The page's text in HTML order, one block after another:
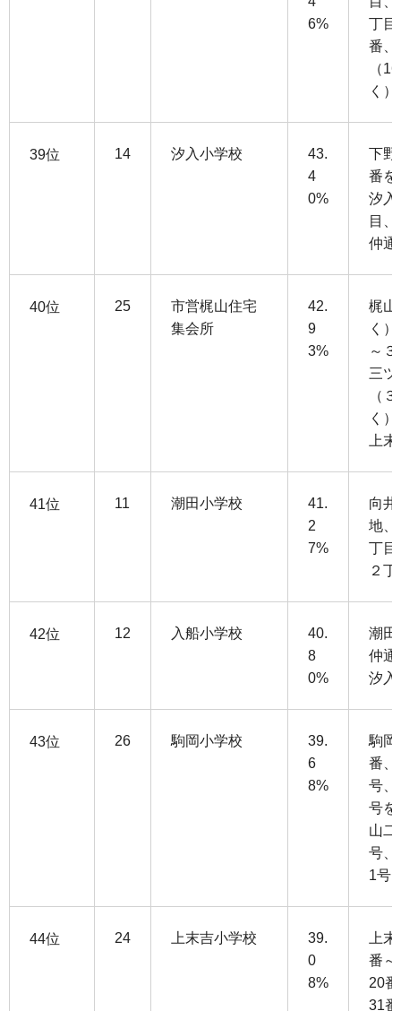
6%
丁目
番、
（
く
39位 14 汐入小学校
43.
4
0%
下野
番を
汐入
目
仲通
40位 25
市営梶山住宅
集会所
42.
9
3%
梶山
く
～
三
（
く
上
41位 11 潮田小学校
41.
2
7%
向
地、
丁目
２
42位 12 入船小学校
40.
8
0%
潮田
仲通
汐入
43位 26 駒岡小学校
39.
6
8%
駒岡
番、
号、
号を
山
号、
1号
44位 24 上末吉小学校
39.
0
8%
上
番～
20
31